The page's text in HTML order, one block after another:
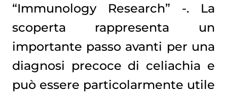
“Immunology Research” -. La
scoperta rappresenta un
importante passo avanti per una
diagnosi precoce di celiachia e
può essere particolarmente utile